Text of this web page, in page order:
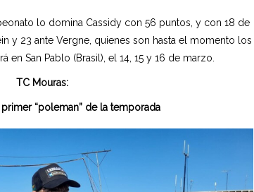
lo domina Cassidy con 56 puntos, y con 18 de
y 23 ante Vergne, quienes son hasta el momento los
San Pablo (Brasil), el 14, 15 y 16 de marzo.
TC Mouras:
primer “poleman” de la temporada